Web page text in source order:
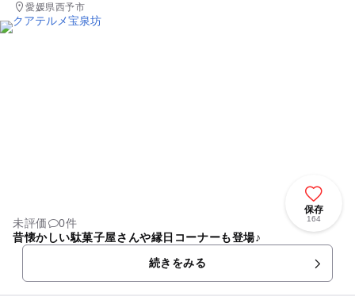
愛媛県西予市
保存
164
未評価
0件
昔懐かしい駄菓子屋さんや縁日コーナーも登場♪
続きをみる